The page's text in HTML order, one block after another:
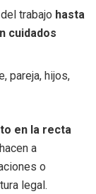
trabajo hasta
cuidados
pareja, hijos,
en la recta
a
o
legal.